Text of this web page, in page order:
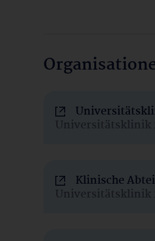
Universitätsklinik
Klinische
Universitätsklinik